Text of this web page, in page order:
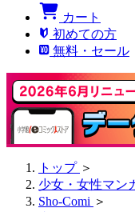
カート
初めての方
無料・セール
トップ ＞
少女・女性マン
Sho-Comi ＞